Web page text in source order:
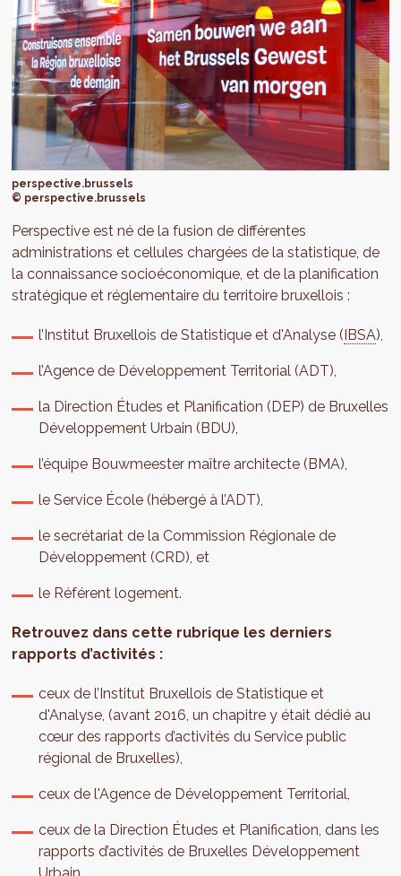
perspective.brussels
© perspective.brussels
Perspective est né de la fusion de différentes
administrations et cellules chargées de la statistique, de
la connaissance socioéconomique, et de la planification
stratégique et réglementaire du territoire bruxellois :
l’Institut Bruxellois de Statistique et d'Analyse (IBSA),
l’Agence de Développement Territorial (ADT),
la Direction Études et Planification (DEP) de Bruxelles
Développement Urbain (BDU),
l’équipe Bouwmeester maître architecte (BMA),
le Service École (hébergé à l’ADT),
le secrétariat de la Commission Régionale de
Développement (CRD), et
le Référent logement.
Retrouvez dans cette rubrique les derniers
rapports d’activités :
ceux de l’Institut Bruxellois de Statistique et
d'Analyse, (avant 2016, un chapitre y était dédié au
cœur des rapports d’activités du Service public
régional de Bruxelles),
ceux de l'Agence de Développement Territorial,
ceux de la Direction Études et Planification, dans les
rapports d’activités de Bruxelles Développement
Urbain.